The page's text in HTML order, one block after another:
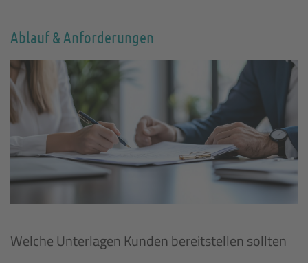
Ablauf & Anforderungen
Welche Unterlagen Kunden bereitstellen sollten